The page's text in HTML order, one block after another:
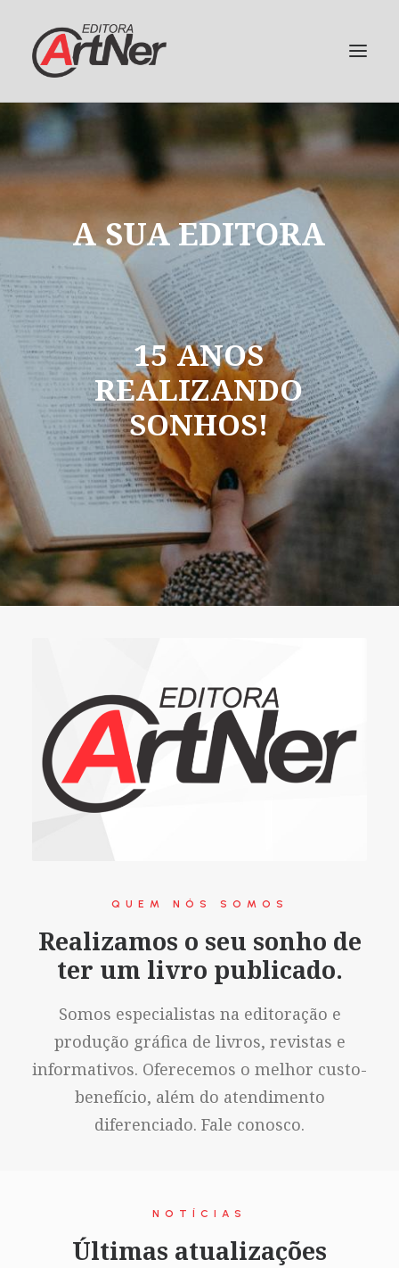
A SUAEDITORA
15 ANOS
REALIZANDO
SONHOS!
QUEM NÓS SOMOS
Realizamos o seu sonho de
ter um livro publicado.
Somos especialistas na editoração e
produção gráfica de livros, revistas e
informativos. Oferecemos o melhor custo-
benefício, além do atendimento
diferenciado. Fale conosco.
NOTÍCIAS
Últimas atualizações